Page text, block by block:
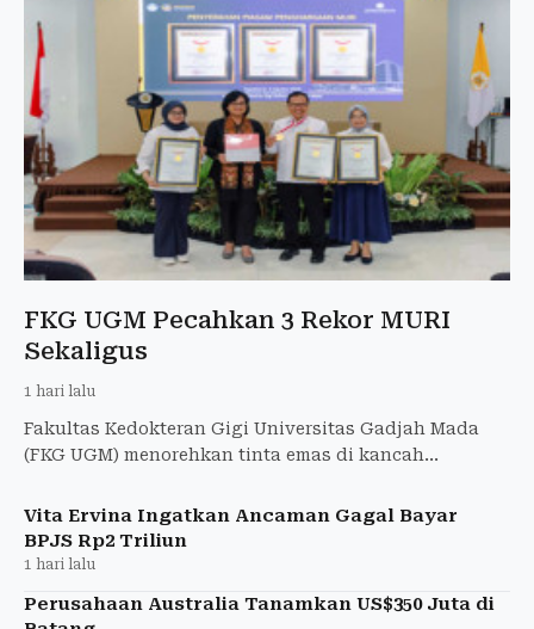
FKG UGM Pecahkan 3 Rekor MURI
Sekaligus
1 hari lalu
Fakultas Kedokteran Gigi Universitas Gadjah Mada
(FKG UGM) menorehkan tinta emas di kancah
dunia.
Vita Ervina Ingatkan Ancaman Gagal Bayar
BPJS Rp2 Triliun
1 hari lalu
Perusahaan Australia Tanamkan US$350 Juta di